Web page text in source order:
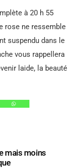
à 20 h 55
rose ne ressemble
suspendu dans le
vous rappellera
laide, la beauté
mais moins